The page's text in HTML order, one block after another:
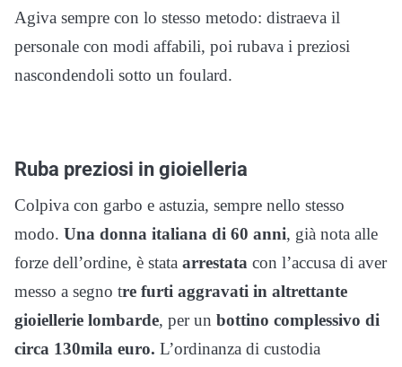
Agiva sempre con lo stesso metodo: distraeva il
personale con modi affabili, poi rubava i preziosi
nascondendoli sotto un foulard.
Ruba preziosi in gioielleria
Colpiva con garbo e astuzia, sempre nello stesso
modo. Una donna italiana di 60 anni, già nota alle
forze dell’ordine, è stata arrestata con l’accusa di aver
messo a segno tre furti aggravati in altrettante
gioiellerie lombarde, per un bottino complessivo di
circa 130mila euro. L’ordinanza di custodia